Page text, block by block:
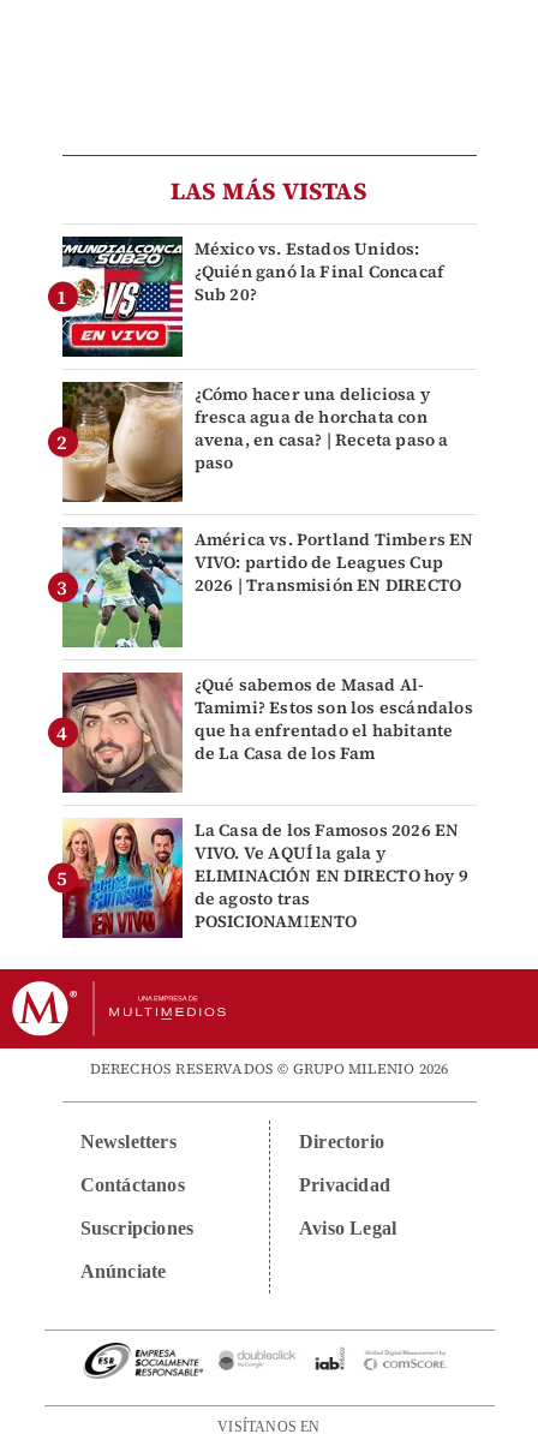
LAS MÁS VISTAS
México vs. Estados Unidos:
¿Quién ganó la Final Concacaf
Sub 20?
¿Cómo hacer una deliciosa y
fresca agua de horchata con
avena, en casa? | Receta paso a
paso
América vs. Portland Timbers EN
VIVO: partido de Leagues Cup
2026 | Transmisión EN DIRECTO
¿Qué sabemos de Masad Al-
Tamimi? Estos son los escándalos
que ha enfrentado el habitante
de La Casa de los Fam
La Casa de los Famosos 2026 EN
VIVO. Ve AQUÍ la gala y
ELIMINACIÓN EN DIRECTO hoy 9
de agosto tras
POSICIONAMIENTO
DERECHOS RESERVADOS © GRUPO MILENIO 2026
Newsletters
Contáctanos
Suscripciones
Anúnciate
Directorio
Privacidad
Aviso Legal
VISÍTANOS EN